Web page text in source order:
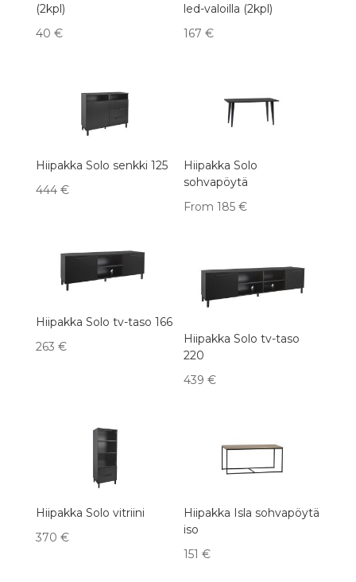
(2kpl)
40 €
led-valoilla (2kpl)
167€
Hiipakka Solo senkki 125
444 €
Hiipakka Solo
sohvapöytä
From 185€
Hiipakka Solo tv-taso 166
263 €
Hiipakka Solo tv-taso
220
439€
Hiipakka Solo vitriini
370 €
Hiipakka Isla sohvapöytä
iso
151€